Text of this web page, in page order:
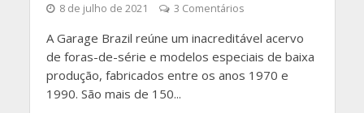
8 de julho de 2021 3 Comentários
A Garage Brazil reúne um inacreditável acervo
de foras-de-série e modelos especiais de baixa
produção, fabricados entre os anos 1970 e
1990. São mais de 150...